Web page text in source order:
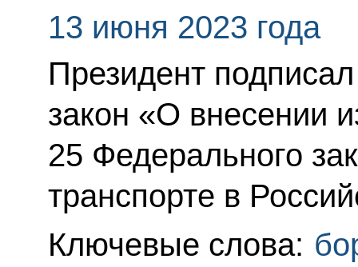
13 июня 2023 года
Президент
закон «О внесении
25 Федерального
транспорте в
Ключевые слова: